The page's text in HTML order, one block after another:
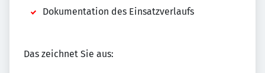
Dokumentation des Einsatzverlaufs
Das zeichnet Sie aus: